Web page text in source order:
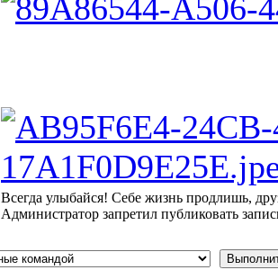
Всегда улыбайся! Себе жизнь продлишь,
Администратор запретил публиковать